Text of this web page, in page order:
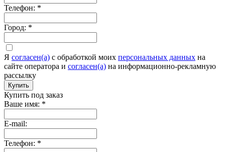
Телефон: *
Город: *
Я согласен(а) c обработкой моих персональных данных на
сайте оператора и согласен(а) на информационно-рекламную
рассылку
Купить
Купить под заказ
Ваше имя: *
E-mail:
Телефон: *